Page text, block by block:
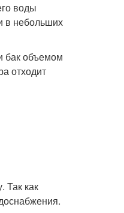
воды
в небольших
бак объемом
отходит
Так как